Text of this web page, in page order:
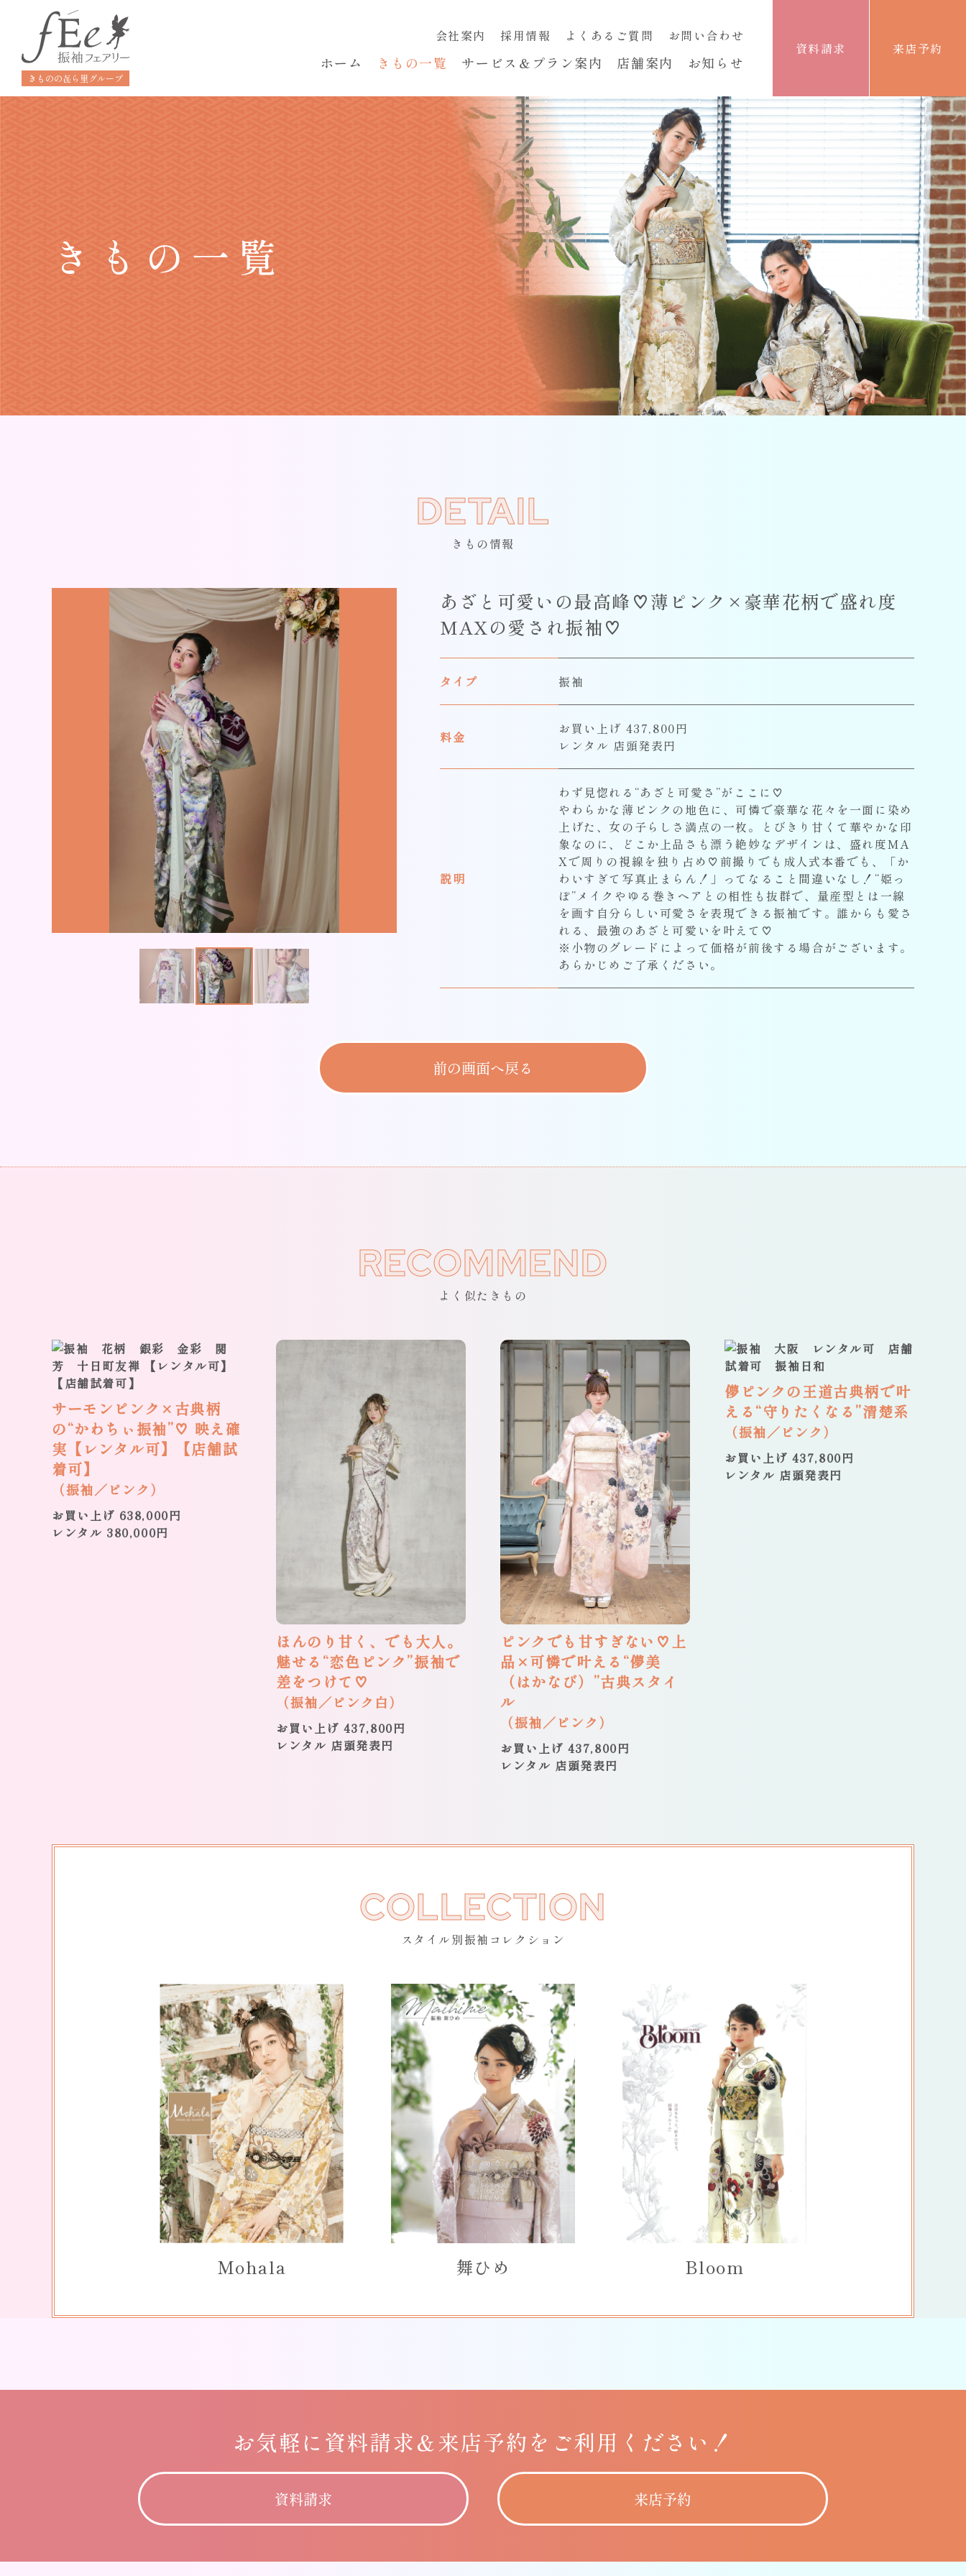
きものの㐂ら里グループ
ホーム きもの一覧 サービス＆プラン案内 店舗案内 お知らせ
会社案内 採用情報 よくあるご質問 お問い合わせ
資料請求 来店予約
きもの一覧
DETAIL
きもの情報
あざと可愛いの最高峰♡薄ピンク×豪華花柄で盛れ度
MAXの愛され振袖♡
タイプ 振袖
料金
お買い上げ 437,800円
レンタル 店頭発表円
説明
わず見惚れる“あざと可愛さ”がここに♡
やわらかな薄ピンクの地色に、可憐で豪華な花々を一面に染め
上げた、女の子らしさ満点の一枚。とびきり甘くて華やかな印
象なのに、どこか上品さも漂う絶妙なデザインは、盛れ度MA
Xで周りの視線を独り占め♡前撮りでも成人式本番でも、「か
わいすぎて写真止まらん！」ってなること間違いなし！“姫っ
ぽ”メイクやゆる巻きヘアとの相性も抜群で、量産型とは一線
を画す自分らしい可愛さを表現できる振袖です。誰からも愛さ
れる、最強のあざと可愛いを叶えて♡
※小物のグレードによって価格が前後する場合がございます。
あらかじめご了承ください。
前の画面へ戻る
RECOMMEND
よく似たきもの
サーモンピンク×古典柄
の“かわちぃ振袖”♡ 映え確
実【レンタル可】【店舗試
着可】
（振袖／ピンク）
お買い上げ 638,000円
レンタル 380,000円
ほんのり甘く、でも大人。
魅せる“恋色ピンク”振袖で
差をつけて♡
（振袖／ピンク白）
お買い上げ 437,800円
レンタル 店頭発表円
ピンクでも甘すぎない♡上
品×可憐で叶える“儚美
（はかなび）”古典スタイ
ル
（振袖／ピンク）
お買い上げ 437,800円
レンタル 店頭発表円
儚ピンクの王道古典柄で叶
える“守りたくなる”清楚系
（振袖／ピンク）
お買い上げ 437,800円
レンタル 店頭発表円
COLLECTION
スタイル別振袖コレクション
Mohala 舞ひめ Bloom
お気軽に 資料請求＆来店予約をご利用ください！
資料請求 来店予約